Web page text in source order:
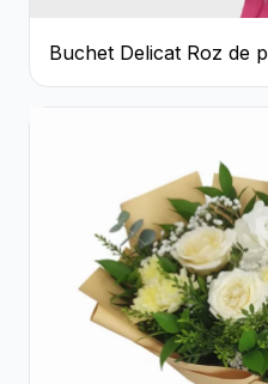
Buchet Delicat Roz de